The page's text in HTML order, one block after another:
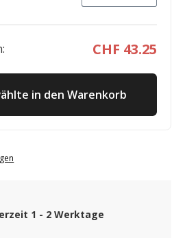
CHF 43.25
in den Warenkorb
1 - 2 Werktage